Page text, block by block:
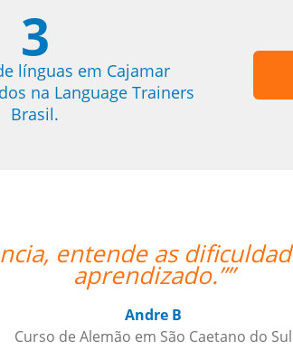
3
línguas em Cajamar
na Language Trainers
Brasil.
brasileiro, facilita o